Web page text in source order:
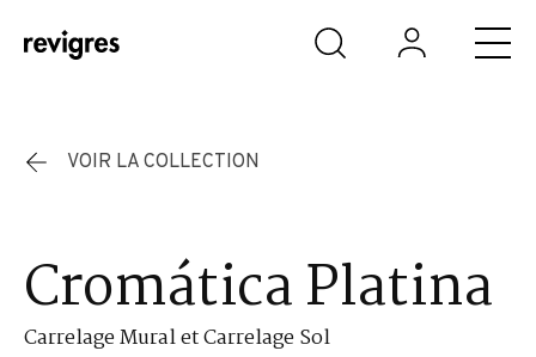
Aller au contenu principal
VOIR LA COLLECTION
Cromática Platina
Carrelage Mural et Carrelage Sol